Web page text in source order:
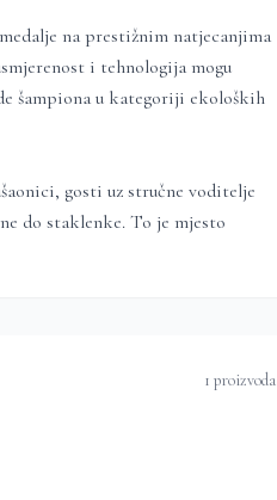
na prestižnim natjecanjima
i tehnologija mogu
šampiona u kategoriji ekoloških
gosti uz stručne voditelje
do staklenke. To je mjesto
1 proizvoda